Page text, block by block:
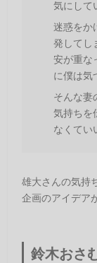
気にして
迷惑をか
発してし
安が重な
に僕は気
そんな妻
気持ちを
なくてい
雄大さんの気持
企画のアイデア
鈴木おさ